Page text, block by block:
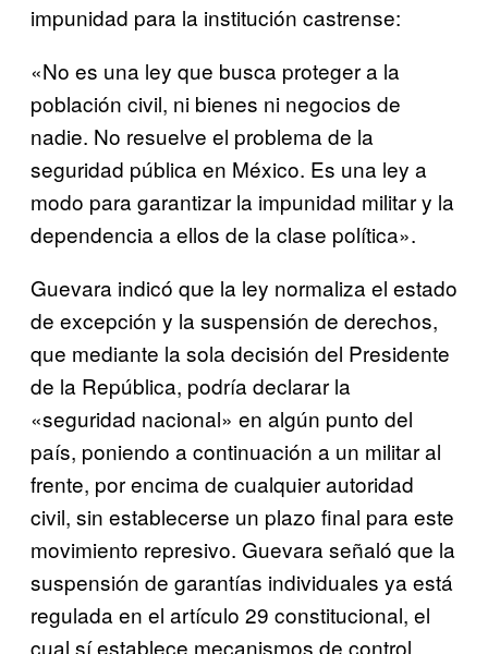
impunidad para la institución castrense:
«No es una ley que busca proteger a la
población civil, ni bienes ni negocios de
nadie. No resuelve el problema de la
seguridad pública en México. Es una ley a
modo para garantizar la impunidad militar y la
dependencia a ellos de la clase política».
Guevara indicó que la ley normaliza el estado
de excepción y la suspensión de derechos,
que mediante la sola decisión del Presidente
de la República, podría declarar la
«seguridad nacional» en algún punto del
país, poniendo a continuación a un militar al
frente, por encima de cualquier autoridad
civil, sin establecerse un plazo final para este
movimiento represivo. Guevara señaló que la
suspensión de garantías individuales ya está
regulada en el artículo 29 constitucional, el
cual sí establece mecanismos de control